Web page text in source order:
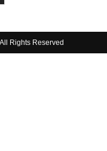
Rights Reserved